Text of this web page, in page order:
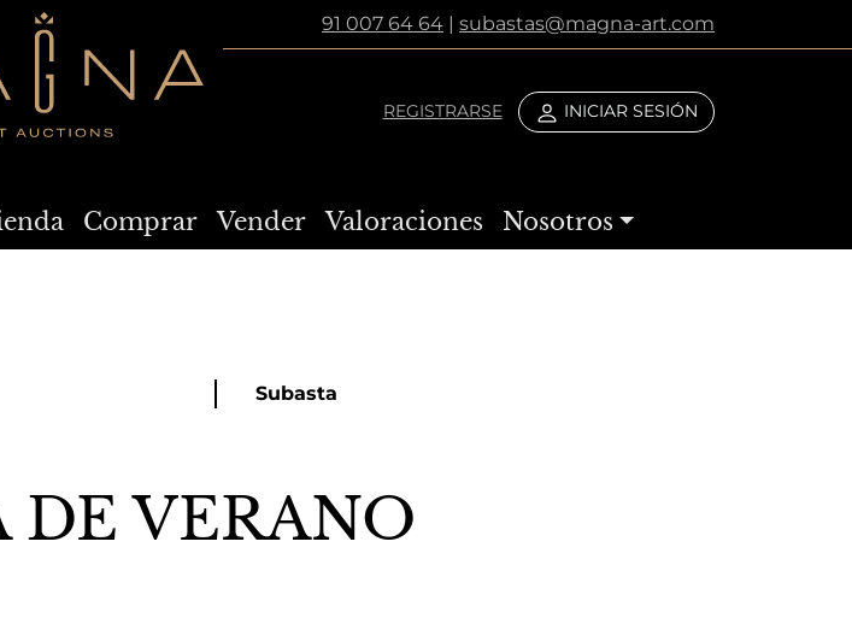
91 007 64 64 | subastas@magna-art.com
REGISTRARSE INICIAR SESIÓN
Comprar Vender Valoraciones Nosotros
Subasta
DE VERANO